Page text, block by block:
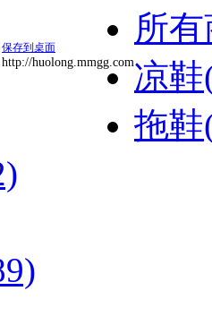
保存到桌面
http://huolong.mmgg.com
所
凉鞋
拖鞋